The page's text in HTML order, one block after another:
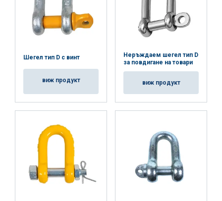
Шегел тип D с винт
виж продукт
Неръждаем шегел тип D
за повдигане на товари
виж продукт